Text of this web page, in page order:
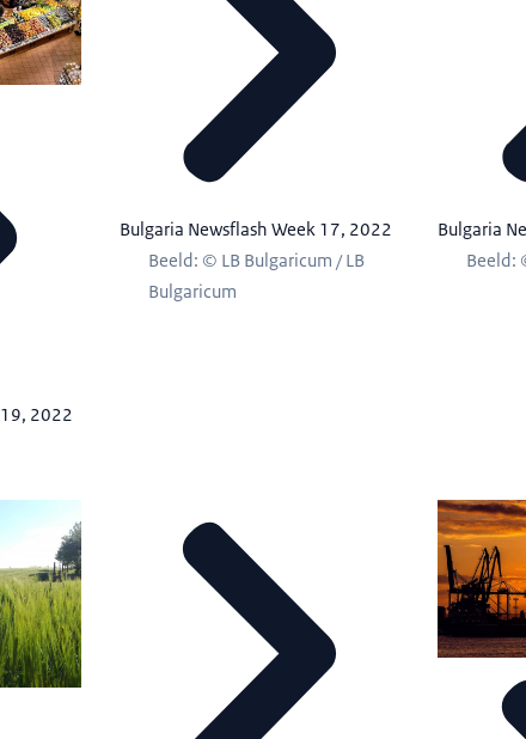
2022
Bulgaria Newsflash Week 17, 2022
Beeld: © LB Bulgaricum / LB
Bulgaricum
Bulgaria
Beeld: